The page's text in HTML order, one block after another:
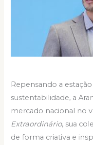
Repensando a
sustentabilidade, a
mercado nacional no
Extraordinário, sua
de forma criativa e